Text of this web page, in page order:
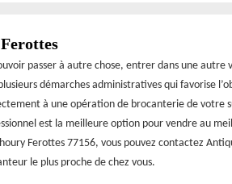
passer à autre chose, entrer dans une autre
démarches administratives qui favorise
à une opération de brocanterie de votre
est la meilleure option pour vendre au
Ferottes 77156, vous pouvez contactez
le plus proche de chez vous.